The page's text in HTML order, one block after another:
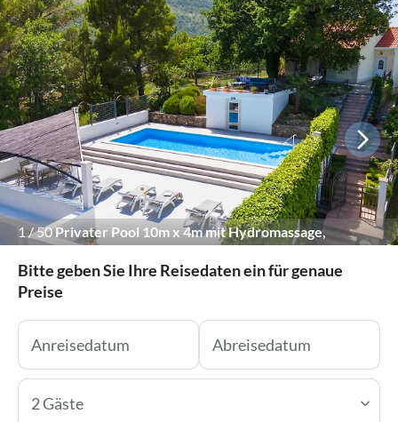
1 /50Privater Pool 10m x 4m mit Hydromassage,
Bitte geben Sie Ihre Reisedaten ein für genaue
Preise
2 Gäste